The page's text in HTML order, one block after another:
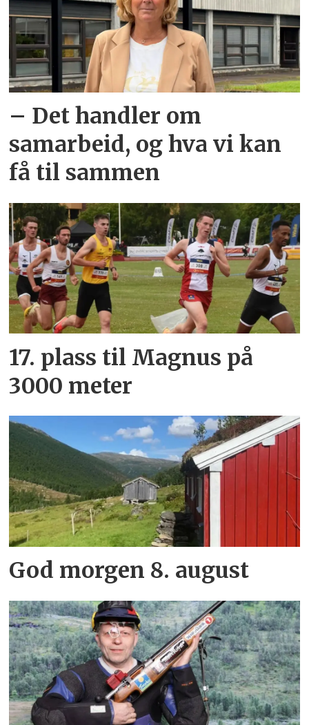
– Det handler om
samarbeid, og hva vi kan
få til sammen
17. plass til Magnus på
3000 meter
God morgen 8. august